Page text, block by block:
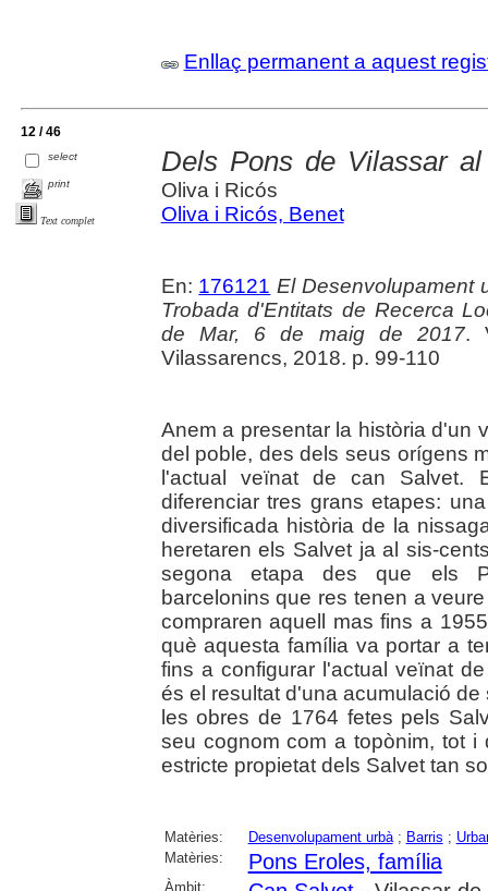
Enllaç permanent a aquest
12 / 46
select
print
Text complet
Dels Pons de Vilassar
Oliva i Ricós
Oliva i Ricós, Benet
En: 176121 El Desenvolupament
Trobada d'Entitats de Recerca
de Mar, 6 de maig de 2017.
Vilassarencs, 2018. p. 99-110
Anem a presentar la història d'un
del poble, des dels seus orígens
l'actual veïnat de can Salvet.
diferenciar tres grans etapes:
diversificada història de la
heretaren els Salvet ja al sis-
segona etapa des que els
barcelonins que res tenen a
compraren aquell mas fins a
què aquesta família va portar a
fins a configurar l'actual veïnat
és el resultat d'una acumulació
les obres de 1764 fetes pels
seu cognom com a topònim, tot
estricte propietat dels Salvet tan
Matèries: Desenvolupament urbà; Barris ;
Matèries:
Pons Eroles, família
Àmbit: